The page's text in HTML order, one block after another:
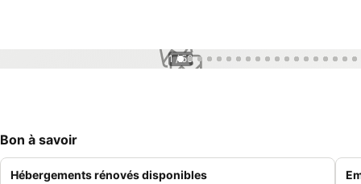
1 / 56
Bon à savoir
Hébergements rénovés disponibles